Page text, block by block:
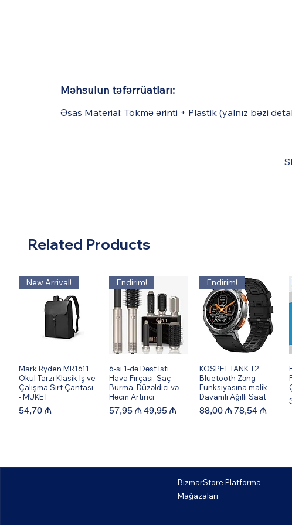
Məhsulun təfərrüatları:
Əsas Material: Tökmə ərinti + Plastik (yalnız bəzi
Related Products
Quick View
New Arrival!
Mark Ryden MR1611
Okul Tarzı Klasik İş ve
Çalışma Sırt Çantası
- MUKE I
Price
54,70 ₼
Quick View
Endirim!
6-sı 1-də Dəst Isti
Hava Fırçası, Saç
Burma, Düzəldici və
Həcm Artırıcı
Regular Price
57,95 ₼ Sale Price
49,95 ₼
Quick View
Endirim!
KOSPET TANK T2
Bluetooth Zəng
Funksiyasına malik
Davamlı Ağıllı Saat
Regular Price
88,00 ₼ Sale Price
78,54 ₼
BizmarStore Platforma
Mağazaları: